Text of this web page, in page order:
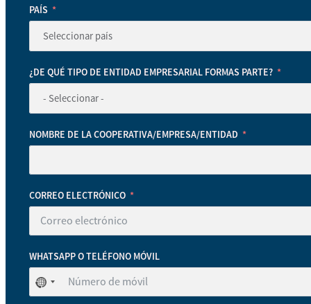
PAÍS
¿DE QUÉ TIPO DE ENTIDAD EMPRESARIAL FORMAS PARTE?
NOMBRE DE LA COOPERATIVA/EMPRESA/ENTIDAD
CORREO ELECTRÓNICO
WHATSAPP O TELÉFONO MÓVIL
No
se